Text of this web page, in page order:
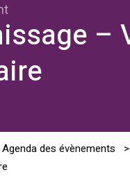
–
Agenda des évènements >